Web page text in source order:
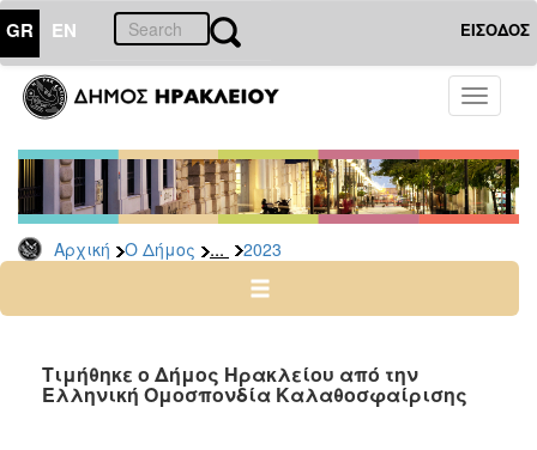
GR EN ΕΙΣΟΔΟΣ
Toggle
Αρχική Ο Δήμος ... 2023
ΔΗΜΟΣ
Δελτία
Τύπου
Αρχείο
2026
2024
2022
Τιμήθηκε ο Δήμος Ηρακλείου από την
Ελληνική Ομοσπονδία Καλαθοσφαίρισης